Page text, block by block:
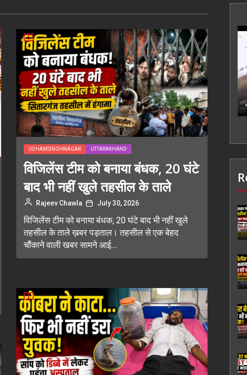
UDHAMSINGHNAGAR UTTARAKHAND
विजिलेंस टीम को बनाया बंधक, 20 घंटे
बाद भी नहीं खुले तहसील के ताले
Rajeev Chawla July 30, 2026
विजिलेंस टीम को बनाया बंधक, 20 घंटे बाद भी नहीं खुले
तहसील के ताले ख़बर पड़ताल। तहसील से एक बेहद
चौंकाने वाली खबर सामने आई...